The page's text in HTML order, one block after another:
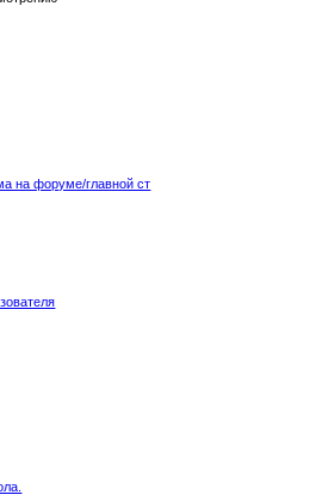
на форуме/главной ст